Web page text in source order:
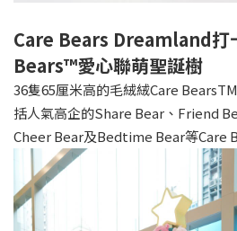
Care Bears Dreamland打
Bears™️愛心聯萌聖誕樹
36隻65厘米高的毛絨絨Care
括人氣高企的Share Bear、Friend
Cheer Bear及Bedtime Bear等Care